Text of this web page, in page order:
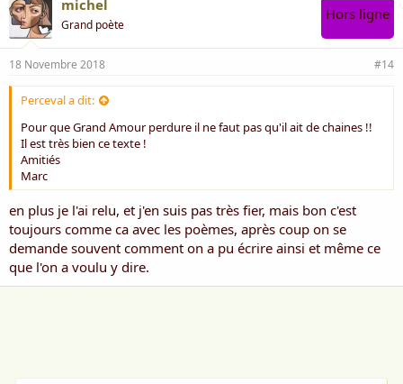
michel
Grand poète
Hors ligne
18 Novembre 2018 #14
Perceval a dit:
Pour que Grand Amour perdure il ne faut pas qu'il ait de chaines !!
Il est très bien ce texte !
Amitiés
Marc
en plus je l'ai relu, et j'en suis pas très fier, mais bon c'est
toujours comme ca avec les poèmes, après coup on se
demande souvent comment on a pu écrire ainsi et même ce
que l'on a voulu y dire.